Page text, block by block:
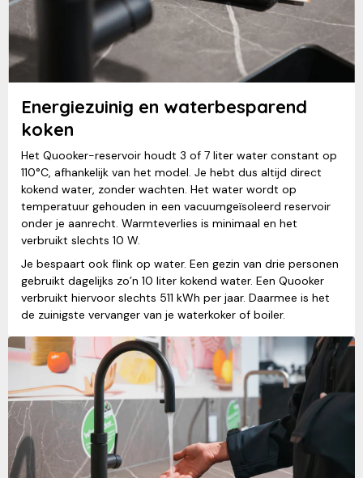
Energiezuinig en waterbesparend
koken
Het Quooker-reservoir houdt 3 of 7 liter water constant op
110°C, afhankelijk van het model. Je hebt dus altijd direct
kokend water, zonder wachten. Het water wordt op
temperatuur gehouden in een vacuumgeïsoleerd reservoir
onder je aanrecht. Warmteverlies is minimaal en het
verbruikt slechts 10 W.
Je bespaart ook flink op water. Een gezin van drie personen
gebruikt dagelijks zo’n 10 liter kokend water. Een Quooker
verbruikt hiervoor slechts 511 kWh per jaar. Daarmee is het
de zuinigste vervanger van je waterkoker of boiler.